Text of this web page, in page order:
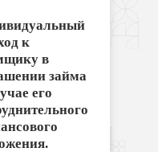
к
в
займа
его